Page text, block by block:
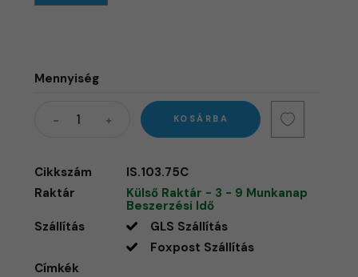
Mennyiség
KOSÁRBA
Cikkszám
IS.103.75C
Raktár
Külső Raktár - 3 - 9 Munkanap
Beszerzési Idő
Szállítás
GLS Szállítás
Foxpost Szállítás
Címkék